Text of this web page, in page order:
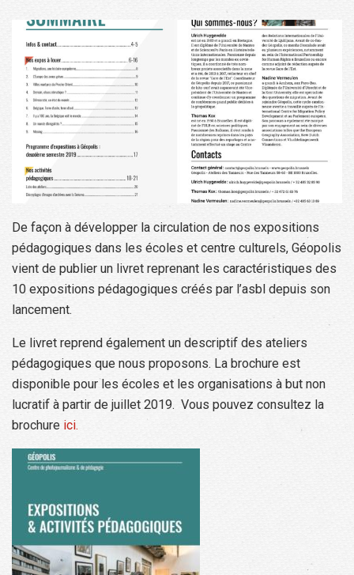
De façon à développer la circulation de nos expositions
pédagogiques dans les écoles et centre culturels, Géopolis
vient de publier un livret reprenant les caractéristiques des
10 expositions pédagogiques créés par l’asbl depuis son
lancement.
Le livret reprend également un descriptif des ateliers
pédagogiques que nous proposons. La brochure est
disponible pour les écoles et les organisations à but non
lucratif à partir de juillet 2019. Vous pouvez consultez la
brochure ici.